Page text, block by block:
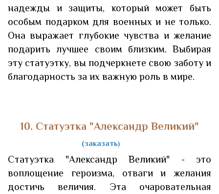
надежды и защиты, который может быть
особым подарком для военных и не только.
Она выражает глубокие чувства и желание
подарить лучшее своим близким. Выбирая
эту статуэтку, вы подчеркнете свою заботу и
благодарность за их важную роль в мире.
10. Статуэтка "Александр Великий"
(заказать)
Статуэтка "Александр Великий" - это
воплощение героизма, отваги и желания
достичь величия. Эта очаровательная